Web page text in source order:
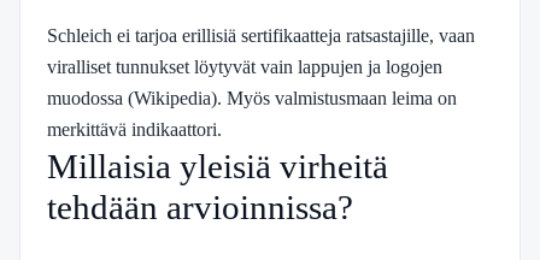
Schleich ei tarjoa erillisiä sertifikaatteja ratsastajille, vaan
viralliset tunnukset löytyvät vain lappujen ja logojen
muodossa (Wikipedia). Myös valmistusmaan leima on
merkittävä indikaattori.
Millaisia yleisiä virheitä
tehdään arvioinnissa?